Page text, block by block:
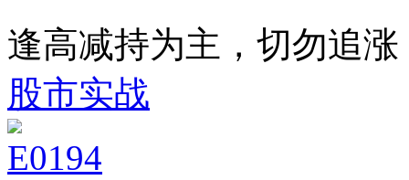
逢高减持为主，切勿追涨
股市实战
E0194